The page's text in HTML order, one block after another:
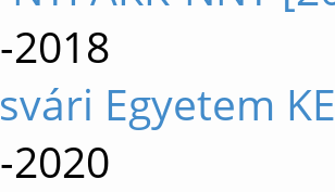
-2018
Egyetem
-2020